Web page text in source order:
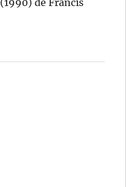
(1990) de Francis